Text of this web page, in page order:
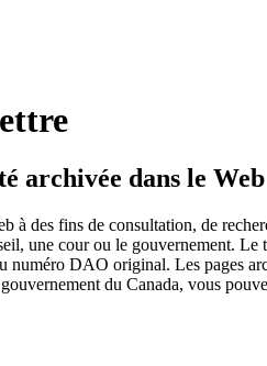
archivée dans le Web
à des fins de consultation, de
une cour ou le gouvernement.
numéro DAO original. Les pages
du Canada, vous